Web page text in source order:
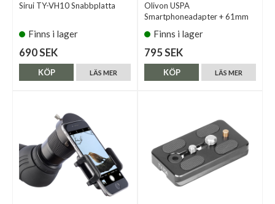
Sirui TY-VH10 Snabbplatta
Finns i lager
690 SEK
LÄS MER
KÖP
Olivon USPA
Smartphoneadapter + 61mm
Finns i lager
795 SEK
LÄS MER
KÖP